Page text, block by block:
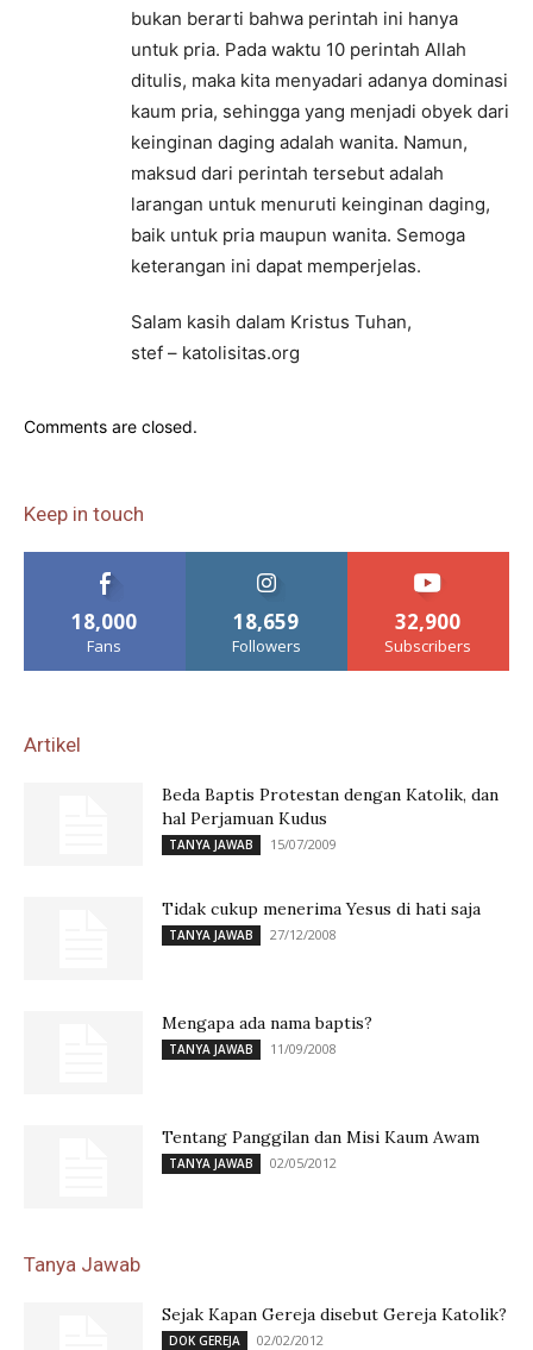
bukan berarti bahwa perintah ini hanya
untuk pria. Pada waktu 10 perintah Allah
ditulis, maka kita menyadari adanya dominasi
kaum pria, sehingga yang menjadi obyek dari
keinginan daging adalah wanita. Namun,
maksud dari perintah tersebut adalah
larangan untuk menuruti keinginan daging,
baik untuk pria maupun wanita. Semoga
keterangan ini dapat memperjelas.
Salam kasih dalam Kristus Tuhan,
stef – katolisitas.org
Comments are closed.
Keep in touch
18,000
Fans
18,659
Followers
32,900
Subscribers
Artikel
Beda Baptis Protestan dengan Katolik, dan
hal Perjamuan Kudus
TANYA JAWAB 15/07/2009
Tidak cukup menerima Yesus di hati saja
TANYA JAWAB 27/12/2008
Mengapa ada nama baptis?
TANYA JAWAB 11/09/2008
Tentang Panggilan dan Misi Kaum Awam
TANYA JAWAB 02/05/2012
Tanya Jawab
Sejak Kapan Gereja disebut Gereja Katolik?
DOK GEREJA 02/02/2012